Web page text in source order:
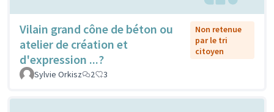
Vilain grand cône de béton ou
atelier de création et
d'expression ...?
Non retenue
par le tri
citoyen
Sylvie Orkisz 2 3